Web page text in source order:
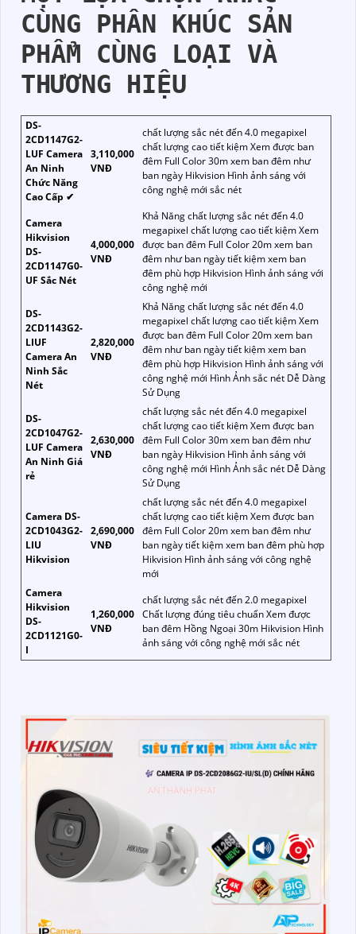
CÙNG PHÂN KHÚC SẢN
PHẨM CÙNG LOẠI VÀ
THƯƠNG HIỆU
DS-
2CD1147G2-
LUF Camera
An Ninh
Chức Năng
Cao Cấp ✔
3,110,000
VNĐ
chất lượng sắc nét đến 4.0 megapixel
chất lượng cao tiết kiệm Xem được ban
đêm Full Color 30m xem ban đêm như
ban ngày Hikvision Hình ảnh sáng với
công nghệ mới sắc nét
Camera
Hikvision
DS-
2CD1147G0-
UF Sắc Nét
4,000,000
VNĐ
Khả Năng chất lượng sắc nét đến 4.0
megapixel chất lượng cao tiết kiệm Xem
được ban đêm Full Color 20m xem ban
đêm như ban ngày tiết kiệm xem ban
đêm phù hợp Hikvision Hình ảnh sáng với
công nghệ mới
DS-
2CD1143G2-
LIUF
Camera An
Ninh Sắc
Nét
2,820,000
VNĐ
Khả Năng chất lượng sắc nét đến 4.0
megapixel chất lượng cao tiết kiệm Xem
được ban đêm Full Color 20m xem ban
đêm như ban ngày tiết kiệm xem ban
đêm phù hợp Hikvision Hình ảnh sáng với
công nghệ mới Hình Ảnh sắc nét Dễ Dàng
Sử Dụng
DS-
2CD1047G2-
LUF Camera
An Ninh Giá
rẻ
2,630,000
VNĐ
chất lượng sắc nét đến 4.0 megapixel
chất lượng cao tiết kiệm Xem được ban
đêm Full Color 30m xem ban đêm như
ban ngày Hikvision Hình ảnh sáng với
công nghệ mới Hình Ảnh sắc nét Dễ Dàng
Sử Dụng
Camera DS-
2CD1043G2-
LIU
Hikvision
2,690,000
VNĐ
chất lượng sắc nét đến 4.0 megapixel
chất lượng cao tiết kiệm Xem được ban
đêm Full Color 20m xem ban đêm như
ban ngày tiết kiệm xem ban đêm phù hợp
Hikvision Hình ảnh sáng với công nghệ
mới
Camera
Hikvision
DS-
2CD1121G0-
I
1,260,000
VNĐ
chất lượng sắc nét đến 2.0 megapixel
Chất lượng đúng tiêu chuẩn Xem được
ban đêm Hồng Ngoại 30m Hikvision Hình
ảnh sáng với công nghệ mới sắc nét